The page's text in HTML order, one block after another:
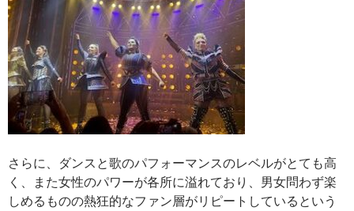
さらに、ダンスと歌のパフォーマンスのレベルがとても高
く、また女性のパワーが各所に溢れており、男女問わず楽
しめるものの熱狂的なファン層がリピートしているという